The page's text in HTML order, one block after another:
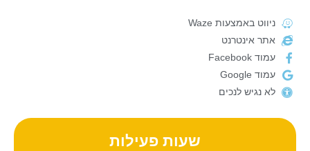
ניווט באמצעות Waze
אתר אינטרנט
עמוד Facebook
עמוד Google
לא נגיש לנכים
שעות פעילות